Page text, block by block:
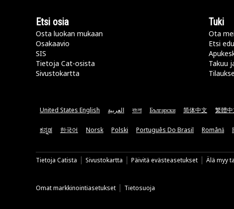
Etsi osia
Osta luokan mukaan
Osakaavio
SIS
Tietoja Cat-osista
Sivustokartta
Tuki
Ota
Etsi
Takuu
United States English العربية বাংলা Български 简体中文 繁體中
ಕನ್ನಡ 한국어 Norsk Polski Português Do Brasil Română
Tietoja Catista Sivustokartta Päivitä evästeasetukset Älä myy
Omat markkinointiasetukset Tietosuoja